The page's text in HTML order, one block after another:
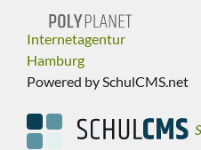
Internetagentur
Hamburg
Powered by SchulCMS.net